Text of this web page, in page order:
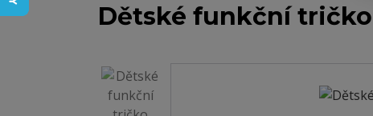
Dětské funkční tričko